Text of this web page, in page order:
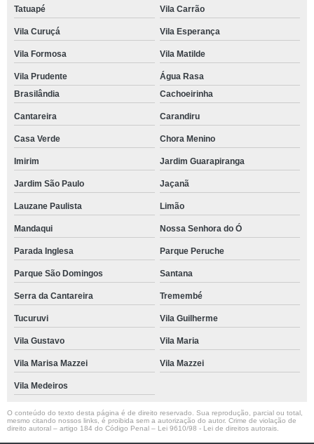
Tatuapé Vila Carrão
Vila Curuçá Vila Esperança
Vila Formosa Vila Matilde
Vila Prudente
Água Rasa
Brasilândia
Cachoeirinha
Cantareira Carandiru
Casa Verde Chora Menino
Imirim Jardim Guarapiranga
Jardim São Paulo Jaçanã
Lauzane Paulista Limão
Mandaqui Nossa Senhora do Ó
Parada Inglesa Parque Peruche
Parque São Domingos Santana
Serra da Cantareira Tremembé
Tucuruvi Vila Guilherme
Vila Gustavo Vila Maria
Vila Marisa Mazzei Vila Mazzei
Vila Medeiros
O conteúdo do texto desta página é de direito reservado. Sua reprodução, parcial ou total,
mesmo citando nossos links, é proibida sem a autorização do autor. Crime de violação de
direito autoral – artigo 184 do Código Penal – Lei 9610/98 - Lei de direitos autorais